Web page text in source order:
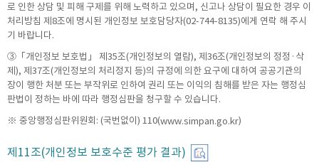
로 인한 상담 및 피해 구제를 위해 노력하고 있으며, 신고나 상담이 필요한 경우 이
처리방침 제8조에 명시된 개인정보 보호담당자(02-744-8135)에게 연락 해 주시
기 바랍니다.
③「개인정보 보호법」 제35조(개인정보의 열람), 제36조(개인정보의 정정·삭
제), 제37조(개인정보의 처리정지 등)의 규정에 의한 요구에 대하여 공공기관의
장이 행한 처분 또는 부작위로 인하여 권리 또는 이익의 침해를 받은 자는 행정심
판법이 정하는 바에 따라 행정심판을 청구할 수 있습니다.
※ 중앙행정심판위원회: (국번없이) 110(www.simpan.go.kr)
제11조(개인정보 보호수준 평가 결과)